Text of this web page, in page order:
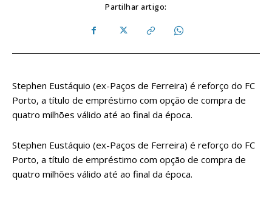
Partilhar artigo:
Stephen Eustáquio (ex-Paços de Ferreira) é reforço do FC
Porto, a título de empréstimo com opção de compra de
quatro milhões válido até ao final da época.
Stephen Eustáquio (ex-Paços de Ferreira) é reforço do FC
Porto, a título de empréstimo com opção de compra de
quatro milhões válido até ao final da época.